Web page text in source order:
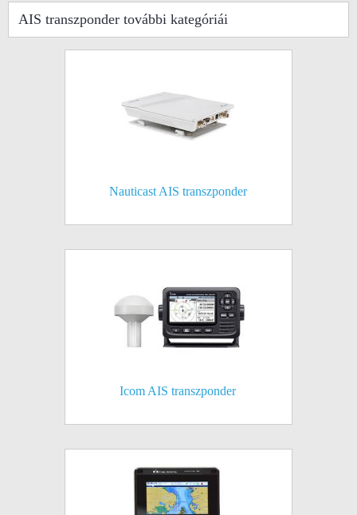
AIS transzponder további kategóriái
Nauticast AIS transzponder
Icom AIS transzponder